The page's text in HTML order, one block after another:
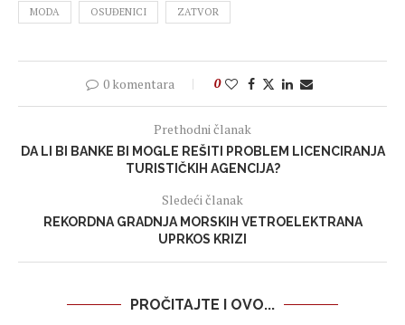
MODA OSUĐENICI ZATVOR
0 komentara 0
Prethodni članak
DA LI BI BANKE BI MOGLE REŠITI PROBLEM LICENCIRANJA
TURISTIČKIH AGENCIJA?
Sledeći članak
REKORDNA GRADNJA MORSKIH VETROELEKTRANA
UPRKOS KRIZI
PROČITAJTE I OVO...